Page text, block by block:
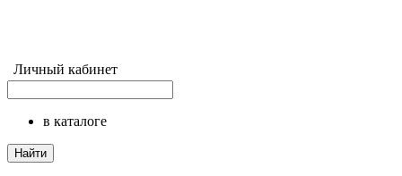
Личный кабинет
в каталоге
Найти